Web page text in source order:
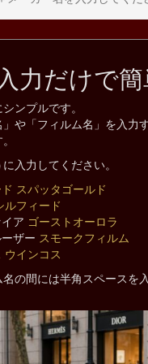
力だけで
ンプルです。
や「フィルム名」を入力
入力してください。
スパッタゴールド
ルフィード
ア ゴーストオーロラ
ザー スモークフィルム
ウインコス
の間には半角スペースを